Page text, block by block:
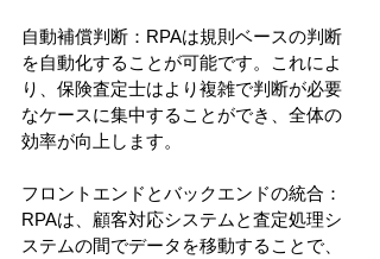
自動補償判断：RPAは規則ベースの判断
を自動化することが可能です。これによ
り、保険査定士はより複雑で判断が必要
なケースに集中することができ、全体の
効率が向上します。
フロントエンドとバックエンドの統合：
RPAは、顧客対応システムと査定処理シ
ステムの間でデータを移動することで、